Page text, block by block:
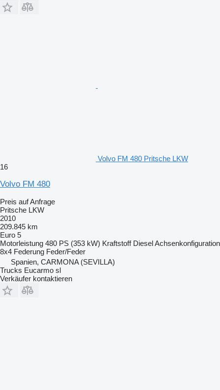
Volvo FM 480 Pritsche LKW
16
Volvo FM 480
Preis auf Anfrage
Pritsche LKW
2010
209.845 km
Euro 5
Motorleistung 480 PS (353 kW) Kraftstoff DieselAchsenkonfiguration
8x4 Federung Feder/Feder
Spanien, CARMONA (SEVILLA)
Trucks Eucarmo sl
Verkäufer kontaktieren